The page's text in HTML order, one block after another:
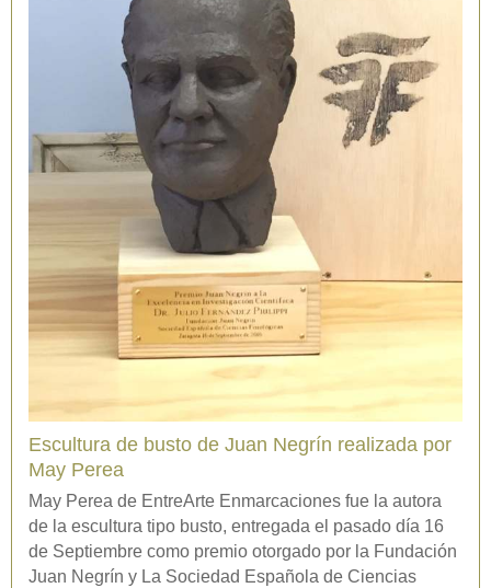
Escultura de busto de Juan Negrín realizada por
May Perea
May Perea de EntreArte Enmarcaciones fue la autora
de la escultura tipo busto, entregada el pasado día 16
de Septiembre como premio otorgado por la Fundación
Juan Negrín y La Sociedad Española de Ciencias